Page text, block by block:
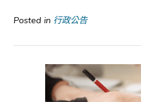
Posted in 行政公告